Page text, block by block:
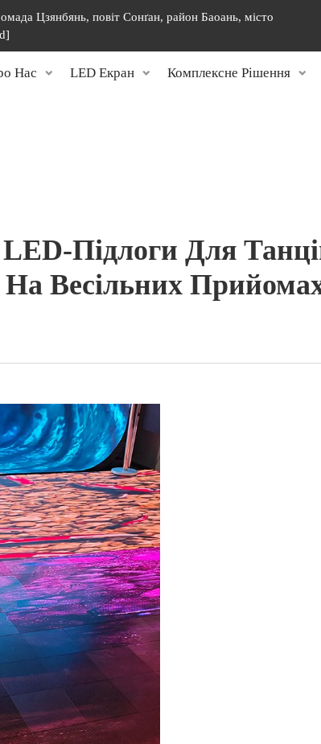
Цзянбянь, повіт Сонґан, район Баоань, місто
Нас LED Екран Комплексне Рішення
Підлоги Для
На Весільних